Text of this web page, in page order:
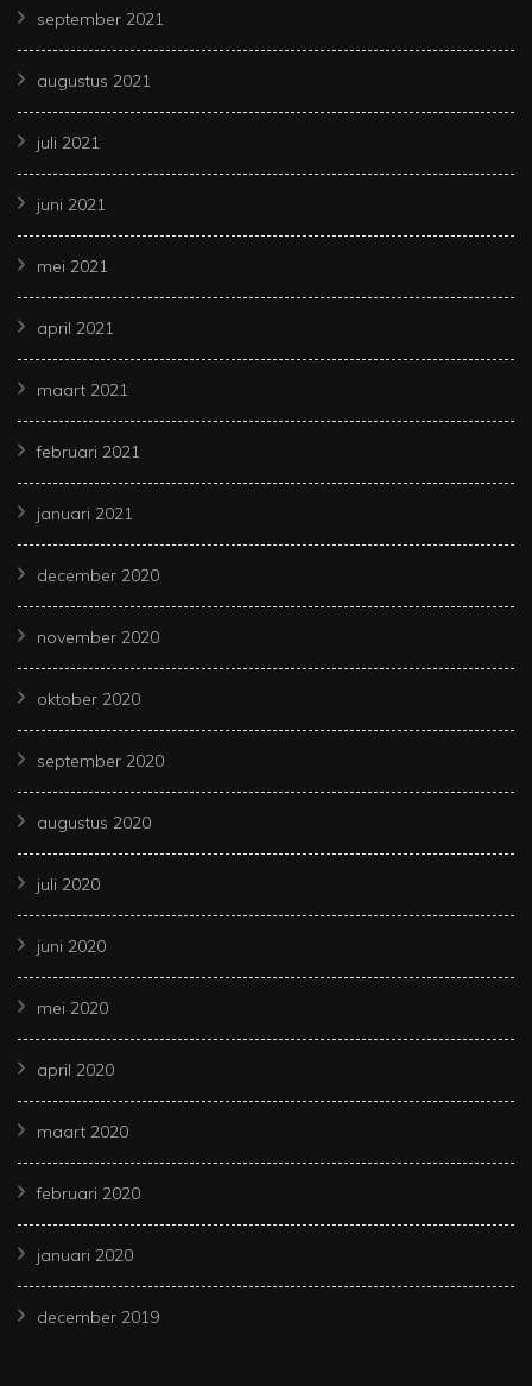
september 2021
augustus 2021
juli 2021
juni 2021
mei 2021
april 2021
maart 2021
februari 2021
januari 2021
december 2020
november 2020
oktober 2020
september 2020
augustus 2020
juli 2020
juni 2020
mei 2020
april 2020
maart 2020
februari 2020
januari 2020
december 2019